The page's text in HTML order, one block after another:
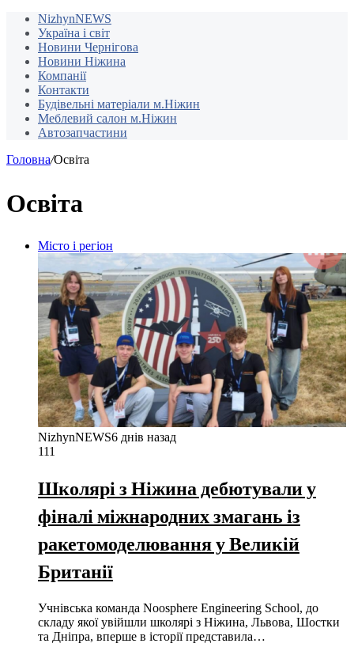
NizhynNEWS
Україна і світ
Новини Чернігова
Новини Ніжина
Компанії
Контакти
Будівельні матеріали м.Ніжин
Меблевий салон м.Ніжин
Автозапчастини
Головна/Освіта
Освіта
Місто і регіон
NizhynNEWS6 днів назад
111
Школярі з Ніжина дебютували у
фіналі міжнародних змагань із
ракетомоделювання у Великій
Британії
Учнівська команда Noosphere Engineering School, до
складу якої увійшли школярі з Ніжина, Львова, Шостки
та Дніпра, вперше в історії представила…